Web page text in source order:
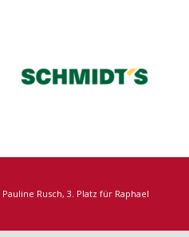
Rusch, 3. Platz für Raphael